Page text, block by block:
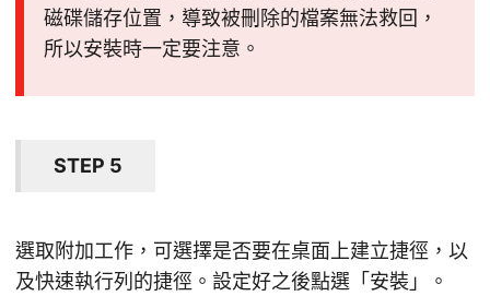
磁碟儲存位置，導致被刪除的檔案無法救回，
所以安裝時一定要注意。
STEP 5
選取附加工作，可選擇是否要在桌面上建立捷徑，以
及快速執行列的捷徑。設定好之後點選「安裝」。